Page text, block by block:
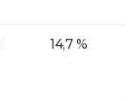
14,7 %